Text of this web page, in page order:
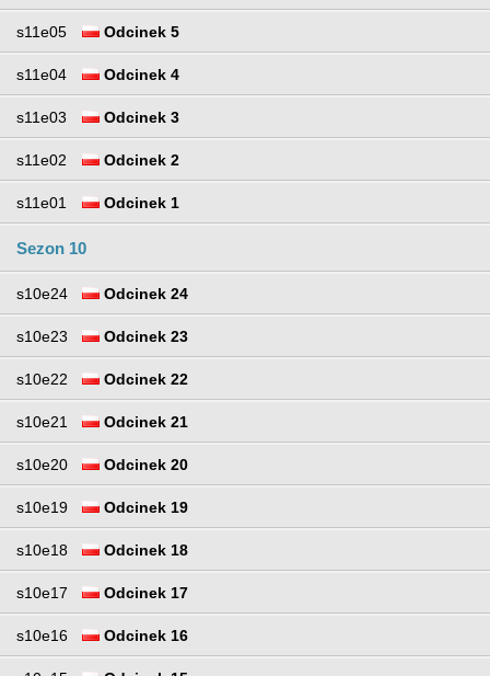
s11e05 Odcinek 5
s11e04 Odcinek 4
s11e03 Odcinek 3
s11e02 Odcinek 2
s11e01 Odcinek 1
Sezon 10
s10e24 Odcinek 24
s10e23 Odcinek 23
s10e22 Odcinek 22
s10e21 Odcinek 21
s10e20 Odcinek 20
s10e19 Odcinek 19
s10e18 Odcinek 18
s10e17 Odcinek 17
s10e16 Odcinek 16